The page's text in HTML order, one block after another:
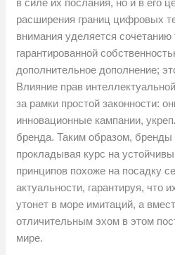
в силе их послания, но и в его
расширения границ цифровых
внимания уделяется сочетанию
гарантированной
дополнительное дополнение;
Влияние прав
за рамки простой законности:
инновационные кампании,
бренда. Таким образом,
прокладывая курс на
принципов похоже на посадку
актуальности, гарантируя, что
утонет в море имитаций, а
отличительным эхом в этом
мире.